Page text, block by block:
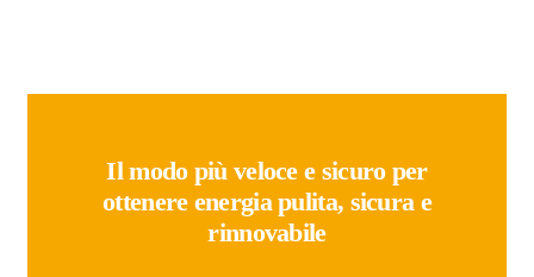
Il modo più veloce e sicuro per
ottenere energia pulita, sicura e
rinnovabile